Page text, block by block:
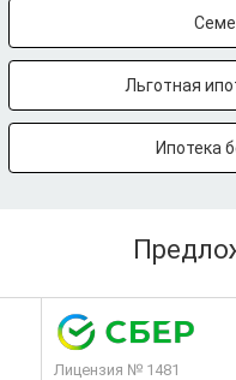
Льготная
Ипотека
Лицензия № 1481